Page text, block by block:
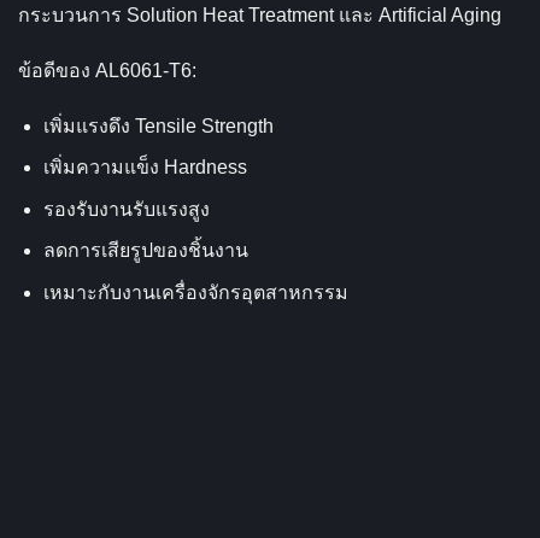
กระบวนการ Solution Heat Treatment และ Artificial Aging
ข้อดีของ AL6061-T6:
เพิ่มแรงดึง Tensile Strength
เพิ่มความแข็ง Hardness
รองรับงานรับแรงสูง
ลดการเสียรูปของชิ้นงาน
เหมาะกับงานเครื่องจักรอุตสาหกรรม